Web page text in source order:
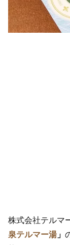
株式会社テルマ
泉テルマー湯」